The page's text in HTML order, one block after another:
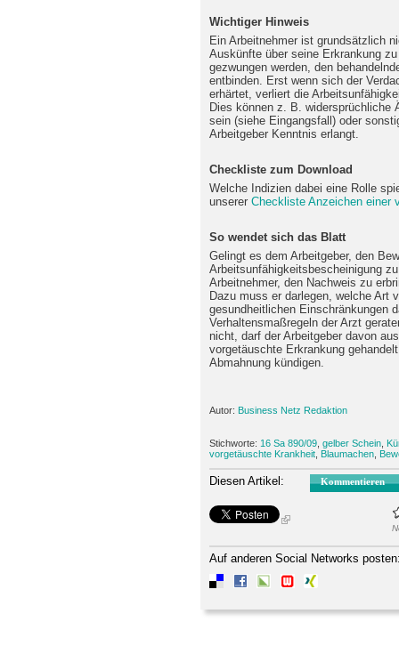
Wichtiger Hinweis
Ein Arbeitnehmer ist grundsätzlich
Auskünfte über seine Erkrankung
gezwungen werden, den
entbinden. Erst wenn sich der
erhärtet, verliert die
Dies können z. B. widersprüchliche
sein (siehe Eingangsfall) oder
Arbeitgeber Kenntnis erlangt.
Checkliste zum Download
Welche Indizien dabei eine Rolle
unserer Checkliste Anzeichen einer
So wendet sich das Blatt
Gelingt es dem Arbeitgeber, den
Arbeitsunfähigkeitsbescheinigung
Arbeitnehmer, den Nachweis zu
Dazu muss er darlegen, welche Art
gesundheitlichen Einschränkungen
Verhaltensmaßregeln der Arzt
nicht, darf der Arbeitgeber davon
vorgetäuschte Erkrankung
Abmahnung kündigen.
Autor: Business Netz Redaktion
Stichworte: 16 Sa 890/09 gelber Schein
vorgetäuschte Krankheit Blaumachen
Diesen Artikel: Kommentieren
Auf anderen Social Networks